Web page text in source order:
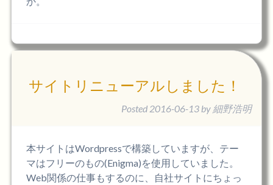
サイトリニューアルしました！
Posted 2016-06-13 by 細野浩明
本サイトはWordpressで構築していますが、テー
マはフリーのもの(Enigma)を使用していました。
Web関係の仕事もするのに、自社サイトにちょっ